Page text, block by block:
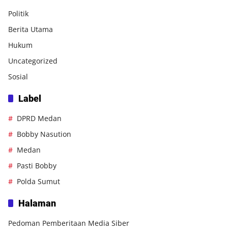
Politik
Berita Utama
Hukum
Uncategorized
Sosial
Label
DPRD Medan
Bobby Nasution
Medan
Pasti Bobby
Polda Sumut
Halaman
Pedoman Pemberitaan Media Siber